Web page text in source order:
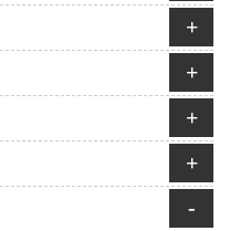
+
+
+
+
-